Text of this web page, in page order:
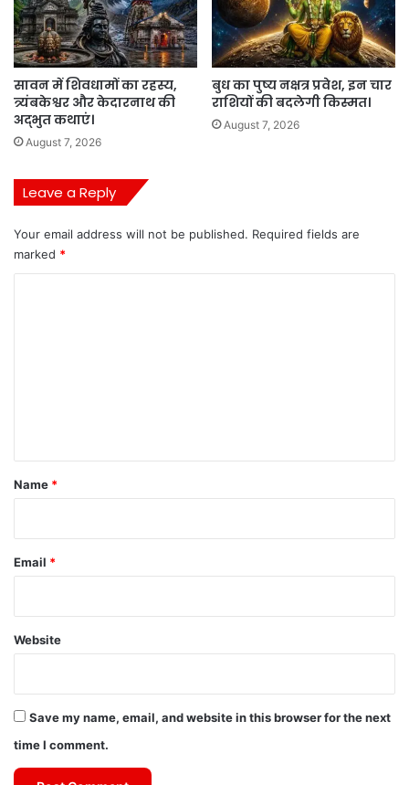
सावन में शिवधामों का रहस्य,
त्र्यंबकेश्वर और केदारनाथ की
अद्भुत कथाएं।
August 7, 2026
बुध का पुष्य नक्षत्र प्रवेश, इन चार
राशियों की बदलेगी किस्मत।
August 7, 2026
Leave a Reply
Your email address will not be published. Required fields are
marked *
*
Name *
Email *
Website
Save my name, email, and website in this browser for the next
time I comment.